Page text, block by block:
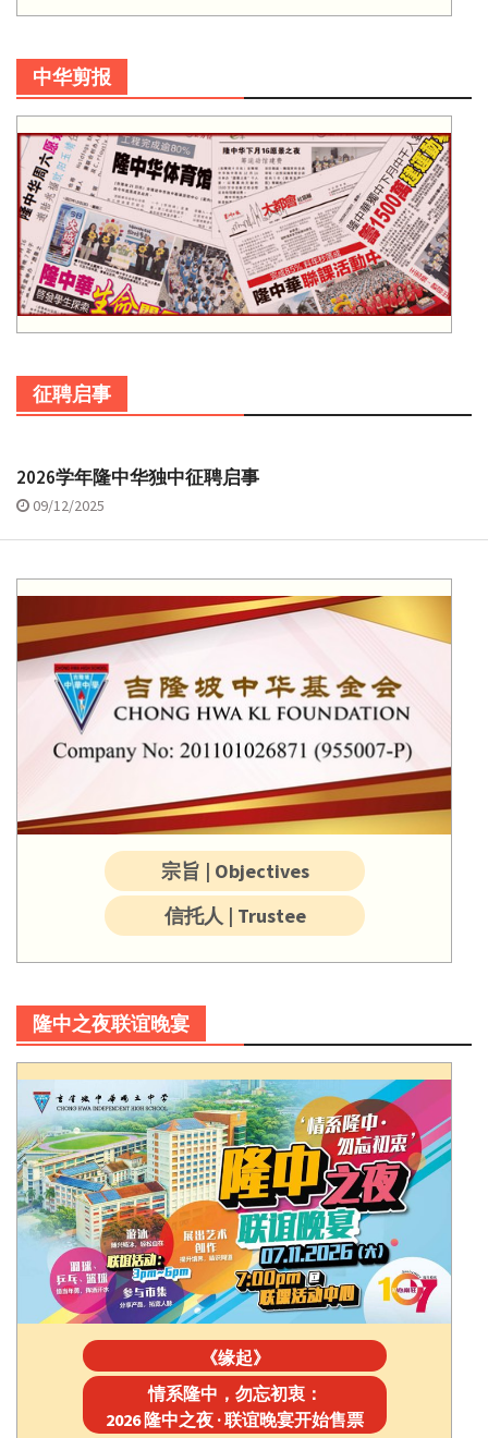
中华剪报
征聘启事
2026学年隆中华独中征聘启事
09/12/2025
宗旨 | Objectives
信托人 | Trustee
隆中之夜联谊晚宴
《缘起》
情系隆中，勿忘初衷：
2026 隆中之夜 · 联谊晚宴开始售票